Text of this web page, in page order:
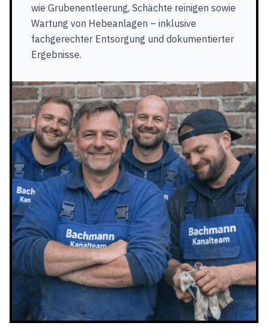
wie Grubenentleerung, Schächte reinigen sowie
Wartung von Hebeanlagen – inklusive
fachgerechter Entsorgung und dokumentierter
Ergebnisse.